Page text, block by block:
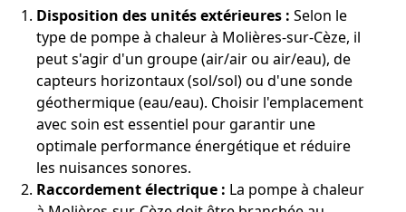
Disposition des unités extérieures : Selon le
type de pompe à chaleur à Molières-sur-Cèze, il
peut s'agir d'un groupe (air/air ou air/eau), de
capteurs horizontaux (sol/sol) ou d'une sonde
géothermique (eau/eau). Choisir l'emplacement
avec soin est essentiel pour garantir une
optimale performance énergétique et réduire
les nuisances sonores.
Raccordement électrique : La pompe à chaleur